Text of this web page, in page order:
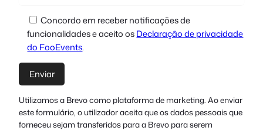
Concordo em receber notificações de
funcionalidades e aceito osDeclaração de privacidade
do FooEvents.
Utilizamos a Brevo como plataforma de marketing. Ao enviar
este formulário, o utilizador aceita que os dados pessoais que
forneceu sejam transferidos para a Brevo para serem